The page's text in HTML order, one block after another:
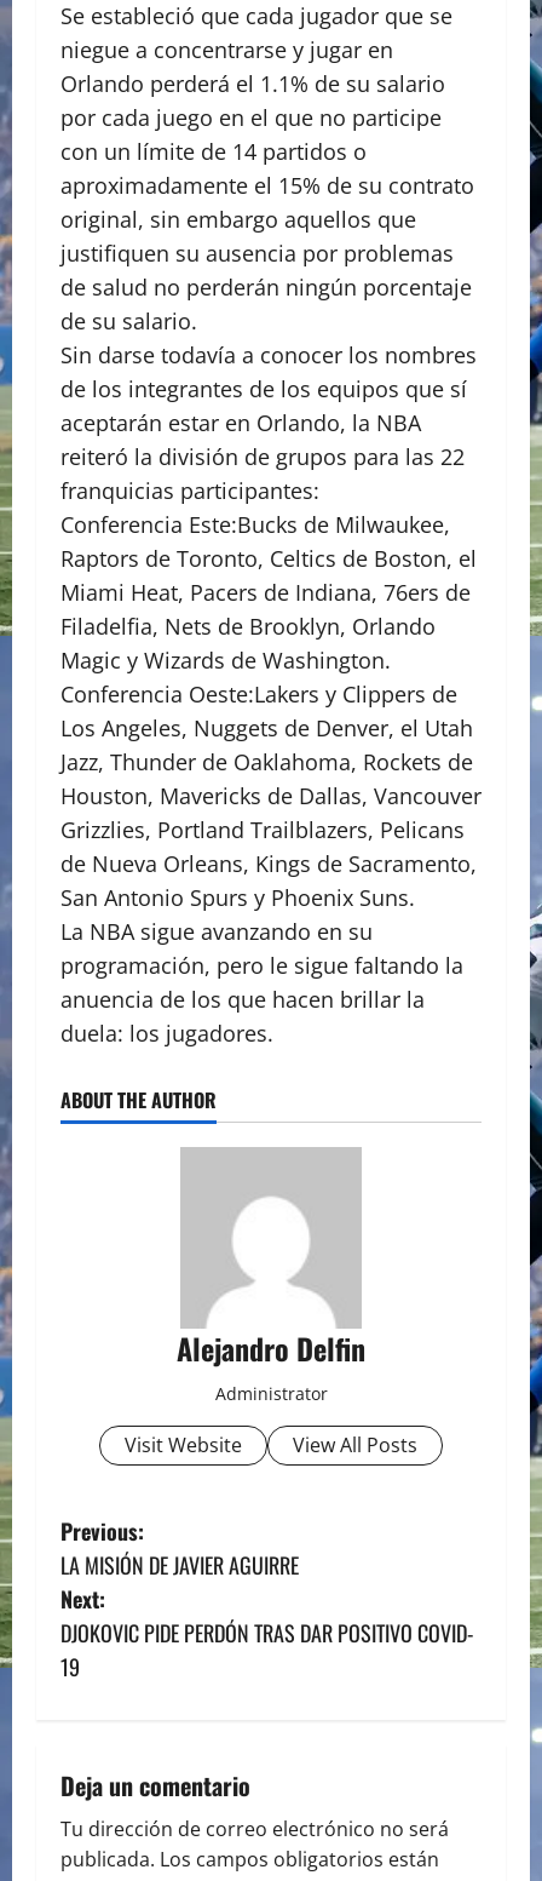
Se estableció que cada jugador que se
niegue a concentrarse y jugar en
Orlando perderá el 1.1% de su salario
por cada juego en el que no participe
con un límite de 14 partidos o
aproximadamente el 15% de su contrato
original, sin embargo aquellos que
justifiquen su ausencia por problemas
de salud no perderán ningún porcentaje
de su salario.
Sin darse todavía a conocer los nombres
de los integrantes de los equipos que sí
aceptarán estar en Orlando, la NBA
reiteró la división de grupos para las 22
franquicias participantes:
Conferencia Este:Bucks de Milwaukee,
Raptors de Toronto, Celtics de Boston, el
Miami Heat, Pacers de Indiana, 76ers de
Filadelfia, Nets de Brooklyn, Orlando
Magic y Wizards de Washington.
Conferencia Oeste:Lakers y Clippers de
Los Angeles, Nuggets de Denver, el Utah
Jazz, Thunder de Oaklahoma, Rockets de
Houston, Mavericks de Dallas, Vancouver
Grizzlies, Portland Trailblazers, Pelicans
de Nueva Orleans, Kings de Sacramento,
San Antonio Spurs y Phoenix Suns.
La NBA sigue avanzando en su
programación, pero le sigue faltando la
anuencia de los que hacen brillar la
duela: los jugadores.
ABOUT THE AUTHOR
Alejandro Delfin
Administrator
Visit Website View All Posts
P
o
s
t
a
v
Previous:
LA MISIÓN DE JAVIER AGUIRRE
Next:
DJOKOVIC PIDE PERDÓN TRAS DAR POSITIVO COVID-
19
Deja un comentario
Tu dirección de correo electrónico no será
publicada. Los campos obligatorios están